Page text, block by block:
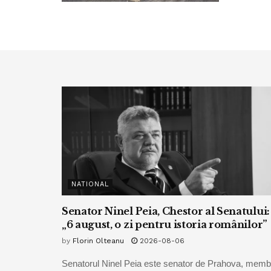
NATIONAL
Senator Ninel Peia, Chestor al Senatului:
„6 august, o zi pentru istoria românilor”
by Florin Olteanu 2026-08-06
Senatorul Ninel Peia este senator de Prahova,